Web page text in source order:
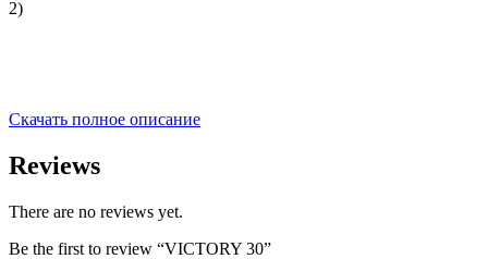
2)
Скачать полное описание
Reviews
There are no reviews yet.
Be the first to review “VICTORY 30”